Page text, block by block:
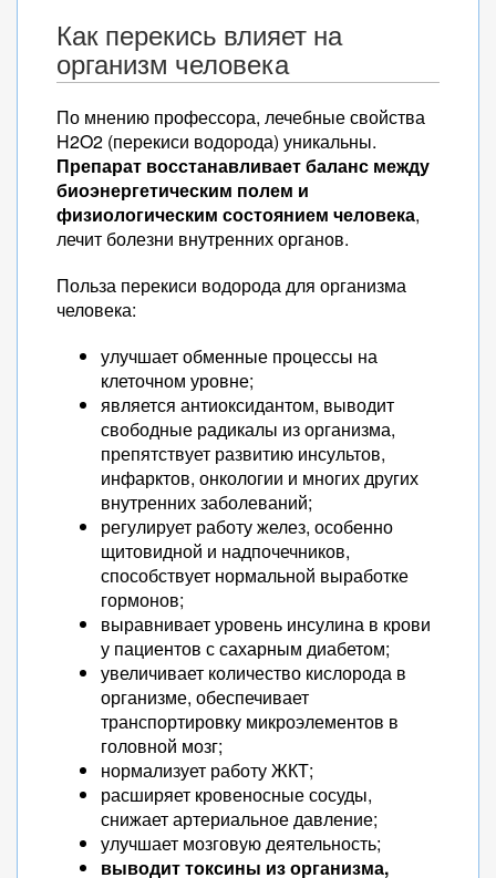
Как перекись влияет на
организм человека
По мнению профессора, лечебные свойства
H2O2 (перекиси водорода) уникальны.
Препарат восстанавливает баланс между
биоэнергетическим полем и
физиологическим состоянием человека,
лечит болезни внутренних органов.
Польза перекиси водорода для организма
человека:
улучшает обменные процессы на
клеточном уровне;
является антиоксидантом, выводит
свободные радикалы из организма,
препятствует развитию инсультов,
инфарктов, онкологии и многих других
внутренних заболеваний;
регулирует работу желез, особенно
щитовидной и надпочечников,
способствует нормальной выработке
гормонов;
выравнивает уровень инсулина в крови
у пациентов с сахарным диабетом;
увеличивает количество кислорода в
организме, обеспечивает
транспортировку микроэлементов в
головной мозг;
нормализует работу ЖКТ;
расширяет кровеносные сосуды,
снижает артериальное давление;
улучшает мозговую деятельность;
выводит токсины из организма,